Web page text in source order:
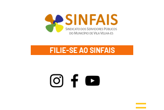
FILIE-SE AO SINFAIS